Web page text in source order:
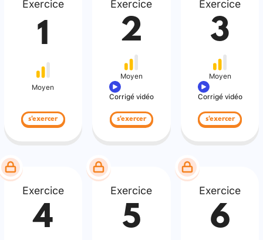
1
Moyen
s'exercer
2
Moyen
Corrigé vidéo
s'exercer
3
Moyen
Corrigé vidéo
s'exercer
Exercice
4
Exercice
5
Exercice
6